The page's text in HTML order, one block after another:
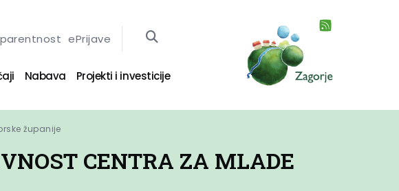
ePrijave
Nabava Projekti i investicije
županije
CENTRA ZA MLADE